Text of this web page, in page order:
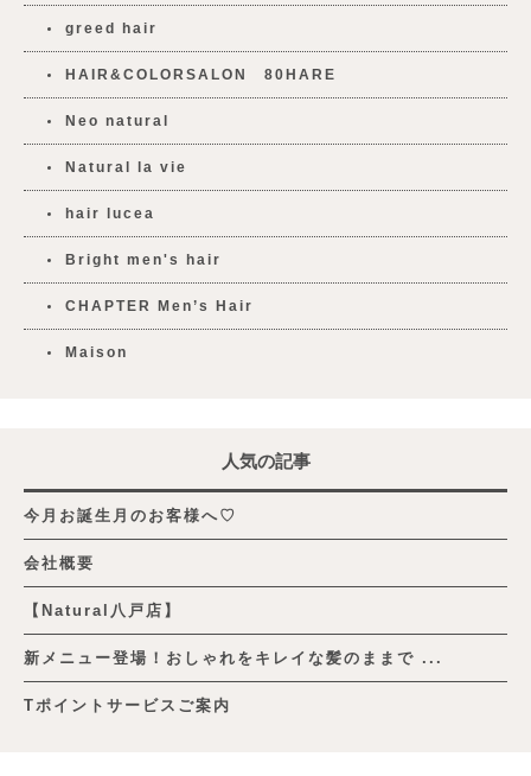
greed hair
HAIR&COLORSALON 80HARE
Neo natural
Natural la vie
hair lucea
Bright men's hair
CHAPTER Men’s Hair
Maison
人気の記事
今月お誕生月のお客様へ♡
会社概要
【Natural八戸店】
新メニュー登場！おしゃれをキレイな髪のままで ...
Tポイントサービスご案内